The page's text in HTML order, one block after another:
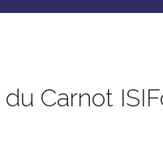
du Carnot